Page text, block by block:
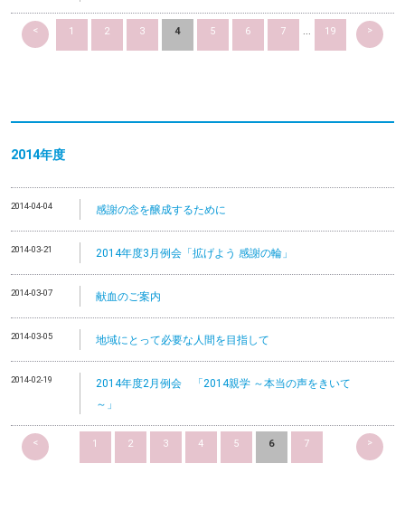
< 1 2 3 4 5 6 7 ... 19 >
2014年度
2014-04-04 感謝の念を醸成するために
2014-03-21 2014年度3月例会「拡げよう 感謝の輪」
2014-03-07 献血のご案内
2014-03-05 地域にとって必要な人間を目指して
2014-02-19
2014年度2月例会 「2014親学 ～本当の声をきいて
～」
< 1 2 3 4 5 6 7 >